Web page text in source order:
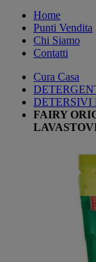
Home
Punti Vendita
Chi Siamo
Contatti
Cura Casa
DETERSIVI
FAIRY